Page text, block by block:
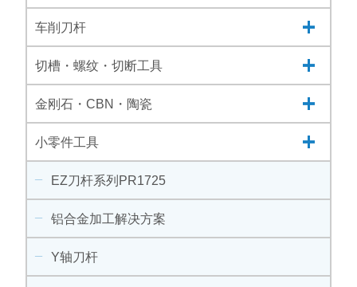
车削刀杆
切槽・螺纹・切断工具
金刚石・CBN・陶瓷
小零件工具
EZ刀杆系列PR1725
铝合金加工解决方案
Y轴刀杆